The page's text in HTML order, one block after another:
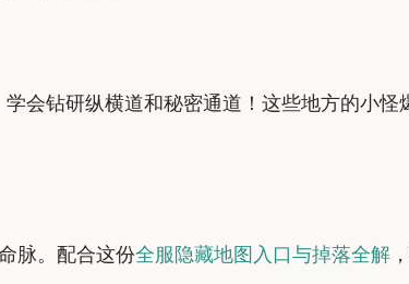
学会钻研纵横道和秘密通道！这些地方的小怪
脉。配合这份全服隐藏地图入口与掉落全解